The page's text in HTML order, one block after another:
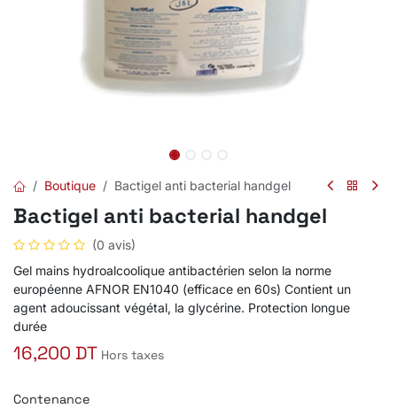
Boutique Bactigel anti bacterial handgel
Bactigel anti bacterial handgel
(0 avis)
Gel mains hydroalcoolique antibactérien selon la norme
européenne AFNOR EN1040 (efficace en 60s) Contient un
agent adoucissant végétal, la glycérine. Protection longue
durée
16,200 DT Hors taxes
Contenance